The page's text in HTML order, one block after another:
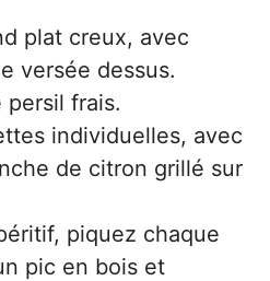
plat creux, avec
versée dessus.
persil frais.
individuelles, avec
de citron grillé sur
piquez chaque
pic en bois et